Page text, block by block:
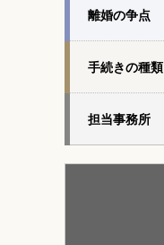
離婚の争点
手続きの種類
担当事務所